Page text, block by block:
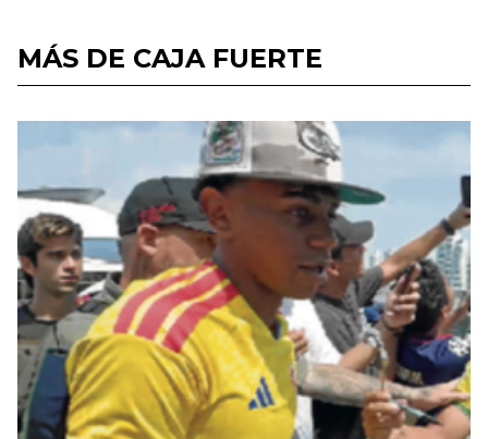
MÁS DE CAJA FUERTE